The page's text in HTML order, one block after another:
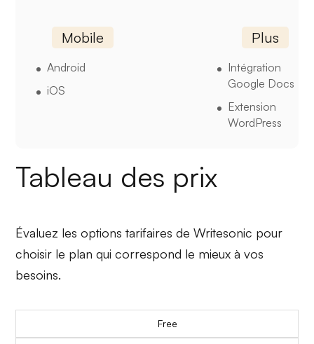
Mobile
Android
iOS
Plus
Intégration
Google Docs
Extension
WordPress
Tableau des prix
Évaluez les options tarifaires de Writesonic pour
choisir le plan qui correspond le mieux à vos
besoins.
Free